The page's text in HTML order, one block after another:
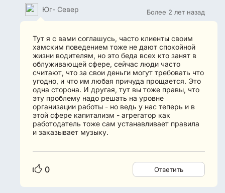
Более 2 лет назад
Юг- Север
Тут я с вами соглашусь, часто клиенты своим
хамским поведением тоже не дают спокойной
жизни водителям, но это беда всех кто занят в
облуживающей сфере, сейчас люди часто
считают, что за свои деньги могут требовать что
угодно, и что им любая причуда прощается. Это
одна сторона. И другая, тут вы тоже правы, что
эту проблему надо решать на уровне
организации работы - но ведь у нас теперь и в
этой сфере капитализм - агрегатор как
работодатель тоже сам устанавливает правила
и заказывает музыку.
0 Ответить